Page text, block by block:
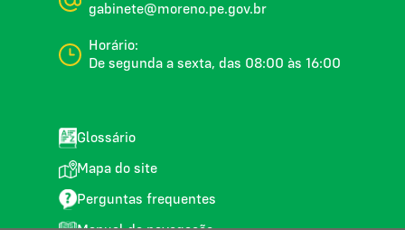
gabinete@moreno.pe.gov.br
Horário:
De segunda a sexta, das 08:00 às 16:00
Glossário
Mapa do site
Perguntas frequentes